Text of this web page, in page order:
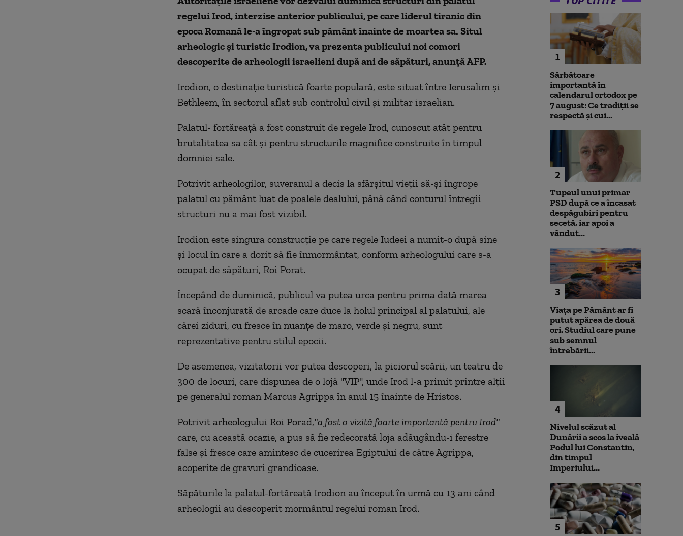
regelui Irod, interzise anterior publicului, pe care liderul tiranic din
epoca Romană le-a îngropat sub pământ înainte de moartea sa. Situl
arheologic și turistic Irodion, va prezenta publicului noi comori
descoperite de arheologii israelieni după ani de săpături, anunță AFP.
Irodion, o destinație turistică foarte populară, este situat între Ierusalim și
Bethleem, în sectorul aflat sub controlul civil și militar israelian.
Palatul- fortăreață a fost construit de regele Irod, cunoscut atât pentru
brutalitatea sa cât și pentru structurile magnifice construite în timpul
domniei sale.
Potrivit arheologilor, suveranul a decis la sfârşitul vieţii să-şi îngrope
palatul cu pământ luat de poalele dealului, până când conturul întregii
structuri nu a mai fost vizibil.
Irodion este singura construcție pe care regele Iudeei a numit-o după sine
și locul în care a dorit să fie înmormântat, conform arheologului care s-a
ocupat de săpături, Roi Porat.
Începând de duminică, publicul va putea urca pentru prima dată marea
scară înconjurată de arcade care duce la holul principal al palatului, ale
cărei ziduri, cu fresce în nuanţe de maro, verde şi negru, sunt
reprezentative pentru stilul epocii.
De asemenea, vizitatorii vor putea descoperi, la piciorul scării, un teatru de
300 de locuri, care dispunea de o lojă "VIP", unde Irod l-a primit printre alţii
pe generalul roman Marcus Agrippa în anul 15 înainte de Hristos.
Potrivit arheologului Roi Porad,"a fost o vizită foarte importantă pentru Irod"
care, cu această ocazie, a pus să fie redecorată loja adăugându-i ferestre
false şi fresce care amintesc de cucerirea Egiptului de către Agrippa,
acoperite de gravuri grandioase.
Săpăturile la palatul-fortăreață Irodion au început în urmă cu 13 ani când
arheologii au descoperit mormântul regelui roman Irod.
1
Sărbătoare
importantă în
calendarul ortodox pe
7 august: Ce tradiții se
respectă și cui...
2
Tupeul unui primar
PSD după ce a încasat
despăgubiri pentru
secetă, iar apoi a
vândut...
3
Viața pe Pământ ar fi
putut apărea de două
ori. Studiul care pune
sub semnul
întrebării...
4
Nivelul scăzut al
Dunării a scos la iveală
Podul lui Constantin,
din timpul
Imperiului...
5